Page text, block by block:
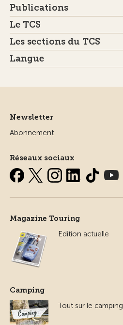
Publications
Le TCS
Les sections du TCS
Langue
Newsletter
Abonnement
Réseaux sociaux
Magazine Touring
Edition actuelle
Camping
Tout sur le camping